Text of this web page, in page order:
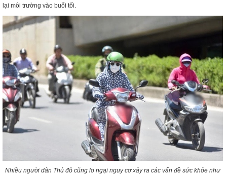
lại môi trường vào buổi tối.
Nhiều người dân Thủ đô cũng lo ngại nguy cơ xảy ra các vấn đề sức khỏe như